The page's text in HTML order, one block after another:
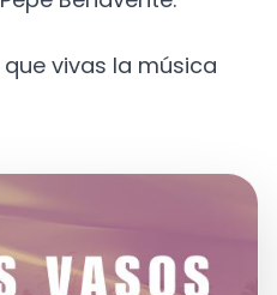
que vivas la música